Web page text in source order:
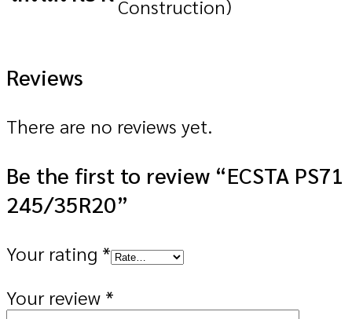
Construction)
Reviews
There are no reviews yet.
Be the first to review “ECSTA PS71
245/35R20”
Your rating *
Your review *